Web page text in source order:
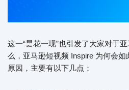
这一“昙花一现”也引发了大家对于
么，亚马逊短视频 Inspire 为何会
原因，主要有以下几点：